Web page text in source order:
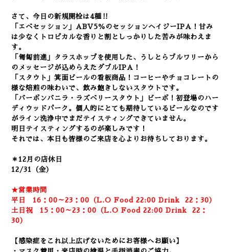
さて、今日の新規開栓は4種‼
「エベセッション」ABV5％のセッションヘイジーIPA！甘み
は少なくトロピカルな香りと割としっかりした苦みが味わえま
す。
「匍匐前進」タラスホップを使用した、うしとらブルワリーから
のメッセージが込めらえたダブルIPA！
「スタウト」箕面ビールの看板商品！コーヒーやチョコレートの
様な焙煎の味わいで、飲み飽きしないスタウトです。
「バーボンバニラ・ラズベリースタウト」ビーボ！初登場のハー
ディウッドパーク。個人的にとても期待しているビールなのです
がライン洗浄中でまだテイスティングできていません。
明日テイスティングするのが楽しみです！
それでは、本日も皆様のご来店を心よりお待ちしております。
＊12月の店休日
12/31（金）
★営業時間
平日 16：00～23：00（L.O Food 22:00 Drink 22：30）
土日祝 15：00～23：00（L.O Food 22:00 Drink
22：
30）
【感染症をこれ以上広げないためにお客様へお願い】